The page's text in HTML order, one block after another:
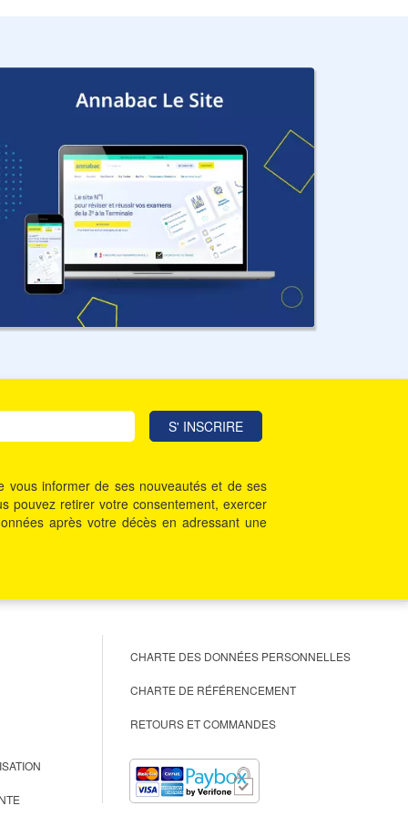
vous informer de ses nouveautés et de ses
pouvez retirer votre consentement, exercer
après votre décès en adressant une
CHARTE DES DONNÉES PERSONNELLES
CHARTE DE RÉFÉRENCEMENT
RETOURS ET COMMANDES